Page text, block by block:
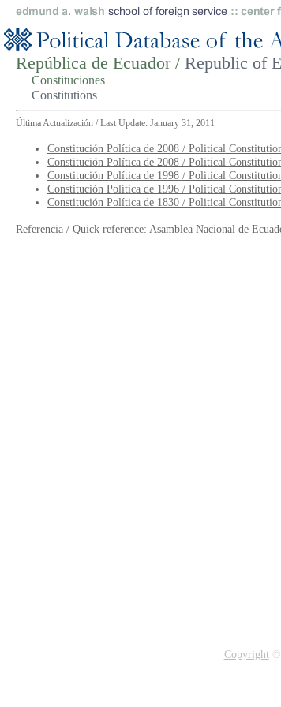
República de Ecuador / Republic of
Constituciones
Constitutions
Última Actualización / Last Update: January 31, 2011
Constitución Política de 2008 / Political
Constitución Política de 2008 / Political
Constitución Política de 1998 / Political
Constitución Política de 1996 / Political
Constitución Política de 1830 / Political
Referencia / Quick reference: Asamblea Nacional de
Copyright